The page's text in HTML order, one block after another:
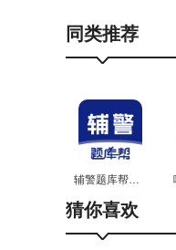
1.历年真题与错
2.离线学习功能
3.直播与录播
关键内容。
软件点评
博通教育是一款
同类推荐
辅警题库帮官方最新版
猜你喜欢